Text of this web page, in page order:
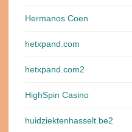
Hermanos Coen
hetxpand.com
hetxpand.com2
HighSpin Casino
huidziektenhasselt.be2